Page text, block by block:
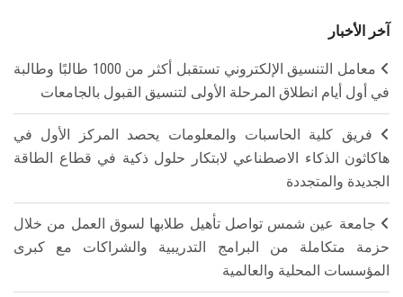
آخر الأخبار
معامل التنسيق الإلكتروني تستقبل أكثر من 1000 طالبًا وطالبة
في أول أيام انطلاق المرحلة الأولى لتنسيق القبول بالجامعات
فريق كلية الحاسبات والمعلومات يحصد المركز الأول في
هاكاثون الذكاء الاصطناعي لابتكار حلول ذكية في قطاع الطاقة
الجديدة والمتجددة
جامعة عين شمس تواصل تأهيل طلابها لسوق العمل من خلال
حزمة متكاملة من البرامج التدريبية والشراكات مع كبرى
المؤسسات المحلية والعالمية